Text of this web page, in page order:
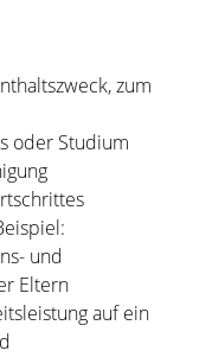
zum
oder Studium
und
Eltern
auf ein